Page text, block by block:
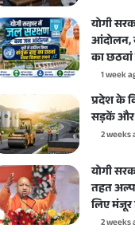
योगी
आंदोलन,
का
1 week
प्रदेश के
सड़कें और
2 weeks
योगी
तहत
लिए
2 weeks